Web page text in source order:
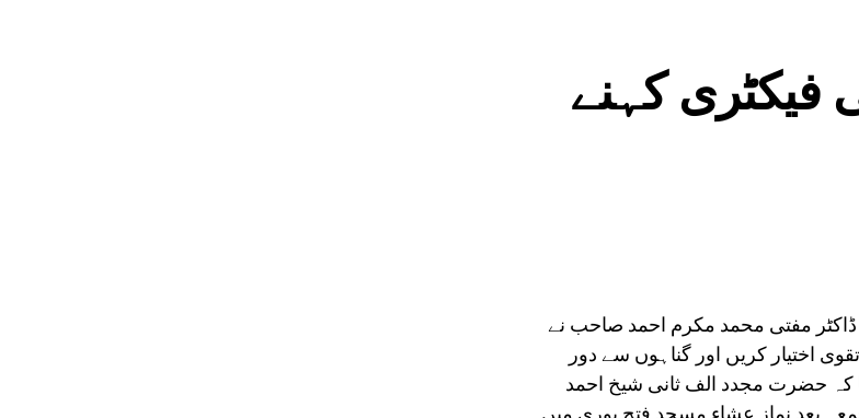
کہنے
مفتی محمد مکرم احمد صاحب نے
اختیار کریں اور گناہوں سے دور
کہ حضرت مجدد الف ثانی شیخ احمد